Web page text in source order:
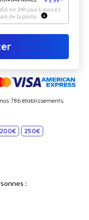
en 24h jours ouvrés
de la poste.
786 établissements
200€ 250€
: